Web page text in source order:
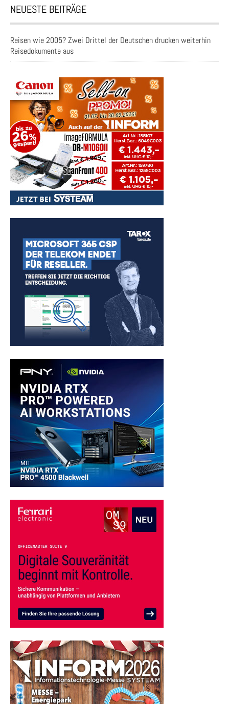
NEUESTE BEITRÄGE
Reisen wie 2005? Zwei Drittel der Deutschen drucken weiterhin
Reisedokumente aus